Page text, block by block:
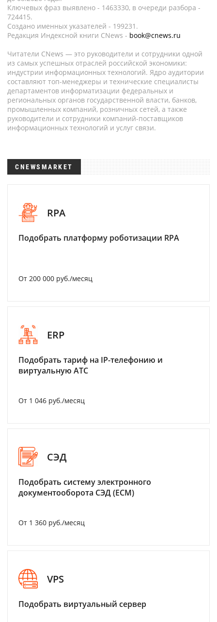
Ключевых фраз выявлено - 1463330, в очереди разбора -
724415.
Создано именных указателей - 199231.
Редакция Индексной книги CNews - book@cnews.ru
Читатели CNews — это руководители и сотрудники одной
из самых успешных отраслей российской экономики:
индустрии информационных технологий. Ядро аудитории
составляют топ-менеджеры и технические специалисты
департаментов информатизации федеральных и
региональных органов государственной власти, банков,
промышленных компаний, розничных сетей, а также
руководители и сотрудники компаний-поставщиков
информационных технологий и услуг связи.
CNEWSMARKET
RPA
Подобрать платформу роботизации RPA
От 200 000 руб./месяц
ERP
Подобрать тариф на IP-телефонию и
виртуальную АТС
От 1 046 руб./месяц
СЭД
Подобрать систему электронного
документооборота СЭД (ECM)
От 1 360 руб./месяц
VPS
Подобрать виртуальный сервер